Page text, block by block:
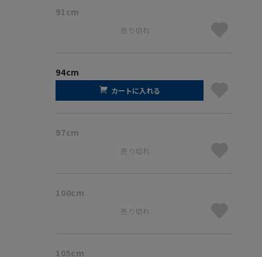
91cm
売り切れ
94cm
カートに入れる
97cm
売り切れ
100cm
売り切れ
105cm